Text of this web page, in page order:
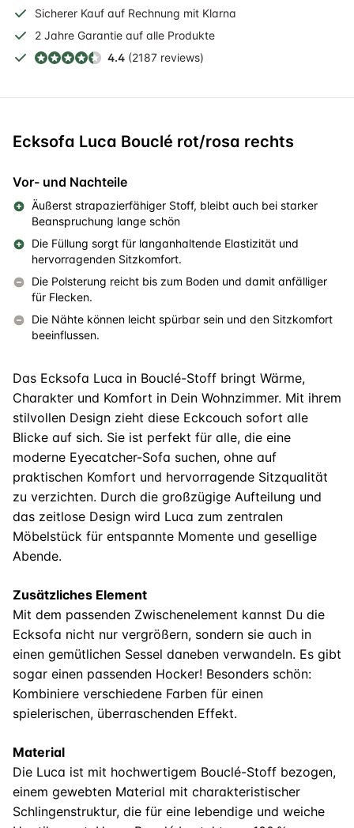
Sicherer Kauf auf Rechnung mit Klarna
2 Jahre Garantie auf alle Produkte
4.4 (2187 reviews)
Ecksofa Luca Bouclé rot/rosa rechts
Vor- und Nachteile
Äußerst strapazierfähiger Stoff, bleibt auch bei starker
Beanspruchung lange schön
Die Füllung sorgt für langanhaltende Elastizität und
hervorragenden Sitzkomfort.
Die Polsterung reicht bis zum Boden und damit anfälliger
für Flecken.
Die Nähte können leicht spürbar sein und den Sitzkomfort
beeinflussen.
Das Ecksofa Luca in Bouclé-Stoff bringt Wärme,
Charakter und Komfort in Dein Wohnzimmer. Mit ihrem
stilvollen Design zieht diese Eckcouch sofort alle
Blicke auf sich. Sie ist perfekt für alle, die eine
moderne Eyecatcher-Sofa suchen, ohne auf
praktischen Komfort und hervorragende Sitzqualität
zu verzichten. Durch die großzügige Aufteilung und
das zeitlose Design wird Luca zum zentralen
Möbelstück für entspannte Momente und gesellige
Abende.
Zusätzliches Element
Mit dem passenden Zwischenelement kannst Du die
Ecksofa nicht nur vergrößern, sondern sie auch in
einen gemütlichen Sessel daneben verwandeln. Es gibt
sogar einen passenden Hocker! Besonders schön:
Kombiniere verschiedene Farben für einen
spielerischen, überraschenden Effekt.
Material
Die Luca ist mit hochwertigem Bouclé-Stoff bezogen,
einem gewebten Material mit charakteristischer
Schlingenstruktur, die für eine lebendige und weiche